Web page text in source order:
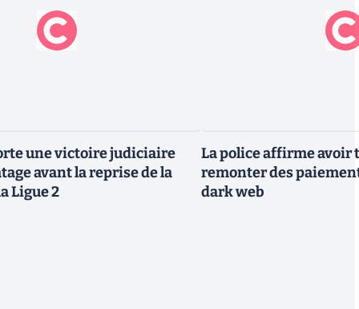
une victoire judiciaire
avant la reprise de la
Ligue 2
La police affirme avoir
remonter des
dark web